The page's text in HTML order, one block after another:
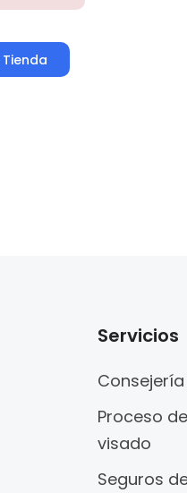
Servicios
Consejería
Proceso de
visado
Seguros